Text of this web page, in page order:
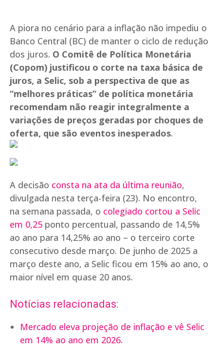
A piora no cenário para a inflação não impediu o
Banco Central (BC) de manter o ciclo de redução
dos juros. O Comitê de Política Monetária
(Copom) justificou o corte na taxa básica de
juros, a Selic, sob a perspectiva de que as
“melhores práticas” de política monetária
recomendam não reagir integralmente a
variações de preços geradas por choques de
oferta, que são eventos inesperados.
A decisão consta na ata da última reunião,
divulgada nesta terça-feira (23). No encontro,
na semana passada, o colegiado cortou a Selic
em 0,25 ponto percentual, passando de 14,5%
ao ano para 14,25% ao ano – o terceiro corte
consecutivo desde março. De junho de 2025 a
março deste ano, a Selic ficou em 15% ao ano, o
maior nível em quase 20 anos.
Notícias relacionadas:
Mercado eleva projeção de inflação e vê Selic
em 14% ao ano em 2026.